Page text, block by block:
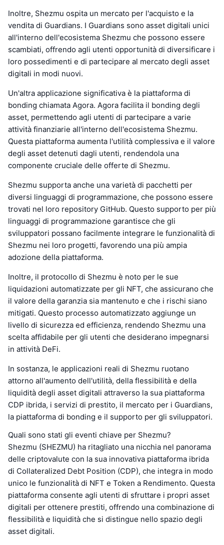
Inoltre, Shezmu ospita un mercato per l'acquisto e la
vendita di Guardians. I Guardians sono asset digitali unici
all'interno dell'ecosistema Shezmu che possono essere
scambiati, offrendo agli utenti opportunità di diversificare i
loro possedimenti e di partecipare al mercato degli asset
digitali in modi nuovi.
Un'altra applicazione significativa è la piattaforma di
bonding chiamata Agora. Agora facilita il bonding degli
asset, permettendo agli utenti di partecipare a varie
attività finanziarie all'interno dell'ecosistema Shezmu.
Questa piattaforma aumenta l'utilità complessiva e il valore
degli asset detenuti dagli utenti, rendendola una
componente cruciale delle offerte di Shezmu.
Shezmu supporta anche una varietà di pacchetti per
diversi linguaggi di programmazione, che possono essere
trovati nel loro repository GitHub. Questo supporto per più
linguaggi di programmazione garantisce che gli
sviluppatori possano facilmente integrare le funzionalità di
Shezmu nei loro progetti, favorendo una più ampia
adozione della piattaforma.
Inoltre, il protocollo di Shezmu è noto per le sue
liquidazioni automatizzate per gli NFT, che assicurano che
il valore della garanzia sia mantenuto e che i rischi siano
mitigati. Questo processo automatizzato aggiunge un
livello di sicurezza ed efficienza, rendendo Shezmu una
scelta affidabile per gli utenti che desiderano impegnarsi
in attività DeFi.
In sostanza, le applicazioni reali di Shezmu ruotano
attorno all'aumento dell'utilità, della flessibilità e della
liquidità degli asset digitali attraverso la sua piattaforma
CDP ibrida, i servizi di prestito, il mercato per i Guardians,
la piattaforma di bonding e il supporto per gli sviluppatori.
Quali sono stati gli eventi chiave per Shezmu?
Shezmu (SHEZMU) ha ritagliato una nicchia nel panorama
delle criptovalute con la sua innovativa piattaforma ibrida
di Collateralized Debt Position (CDP), che integra in modo
unico le funzionalità di NFT e Token a Rendimento. Questa
piattaforma consente agli utenti di sfruttare i propri asset
digitali per ottenere prestiti, offrendo una combinazione di
flessibilità e liquidità che si distingue nello spazio degli
asset digitali.